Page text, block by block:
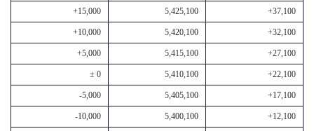
+15,000 5,425,100 +37,100
+10,000 5,420,100 +32,100
+5,000 5,415,100 +27,100
± 0 5,410,100 +22,100
-5,000 5,405,100 +17,100
-10,000 5,400,100 +12,100